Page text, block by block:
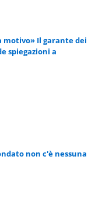
motivo» Il garante dei
spiegazioni a
non c'è nessuna